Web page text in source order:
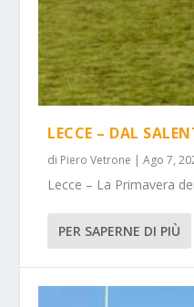
LECCE – DAL
di Piero Vetrone |Ago 7,
Lecce – La Primavera
PER SAPERNE DI PIÙ